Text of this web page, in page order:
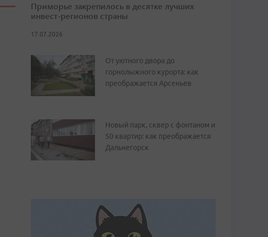
Приморье закрепилось в десятке лучших
инвест-регионов страны
17.07.2026
От уютного двора до
горнолыжного курорта: как
преображается Арсеньев
Новый парк, сквер с фонтаном и
50 квартир: как преображается
Дальнегорск